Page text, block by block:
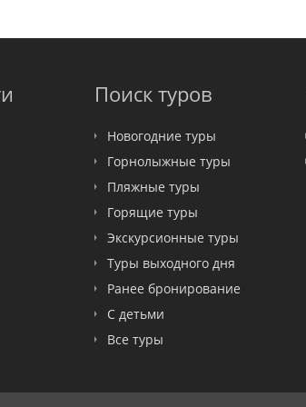
Поиск туров
Новогодние туры
Горнолыжные туры
Пляжные туры
Горящие туры
Экскурсионные туры
Туры выходного дня
Ранее бронирование
С детьми
Все туры